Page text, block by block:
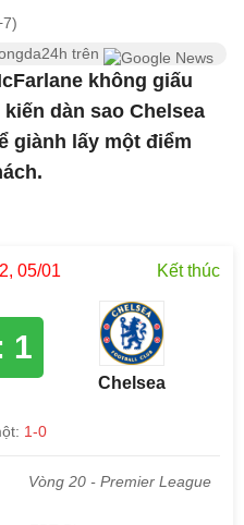
trên
không giấu
dàn sao Chelsea
giành lấy một điểm